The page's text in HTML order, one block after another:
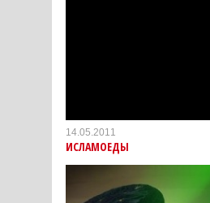
14.05.2011
ИСЛАМОЕДЫ